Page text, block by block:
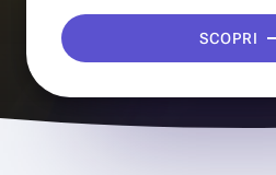
SCOPRI